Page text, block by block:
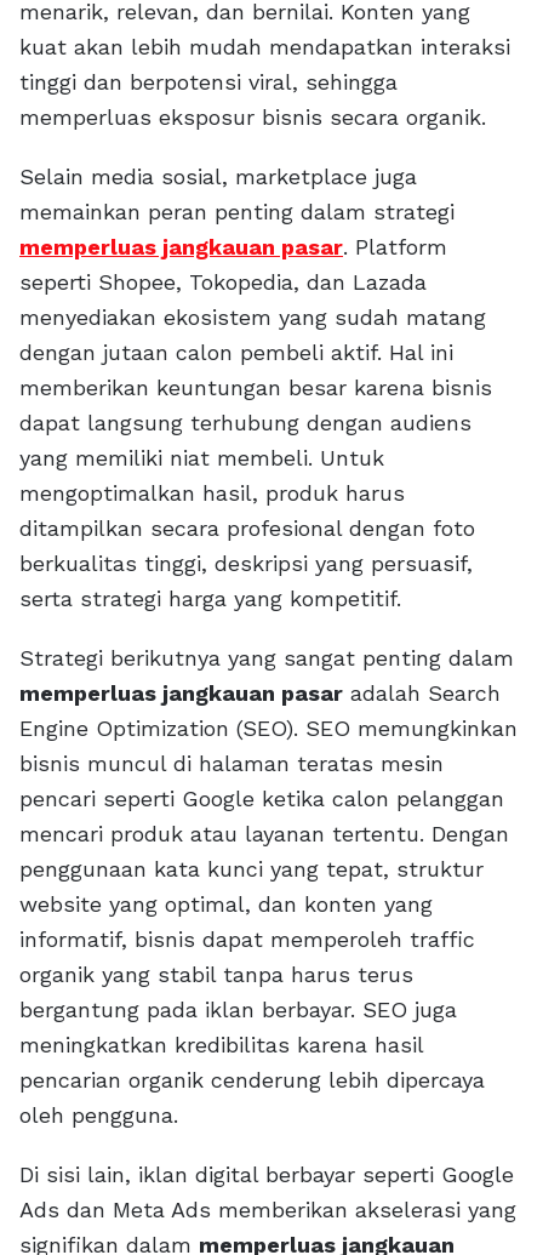
menarik, relevan, dan bernilai. Konten yang
kuat akan lebih mudah mendapatkan interaksi
tinggi dan berpotensi viral, sehingga
memperluas eksposur bisnis secara organik.
Selain media sosial, marketplace juga
memainkan peran penting dalam strategi
memperluas jangkauan pasar. Platform
seperti Shopee, Tokopedia, dan Lazada
menyediakan ekosistem yang sudah matang
dengan jutaan calon pembeli aktif. Hal ini
memberikan keuntungan besar karena bisnis
dapat langsung terhubung dengan audiens
yang memiliki niat membeli. Untuk
mengoptimalkan hasil, produk harus
ditampilkan secara profesional dengan foto
berkualitas tinggi, deskripsi yang persuasif,
serta strategi harga yang kompetitif.
Strategi berikutnya yang sangat penting dalam
memperluas jangkauan pasar adalah Search
Engine Optimization (SEO). SEO memungkinkan
bisnis muncul di halaman teratas mesin
pencari seperti Google ketika calon pelanggan
mencari produk atau layanan tertentu. Dengan
penggunaan kata kunci yang tepat, struktur
website yang optimal, dan konten yang
informatif, bisnis dapat memperoleh traffic
organik yang stabil tanpa harus terus
bergantung pada iklan berbayar. SEO juga
meningkatkan kredibilitas karena hasil
pencarian organik cenderung lebih dipercaya
oleh pengguna.
Di sisi lain, iklan digital berbayar seperti Google
Ads dan Meta Ads memberikan akselerasi yang
signifikan dalam memperluas jangkauan